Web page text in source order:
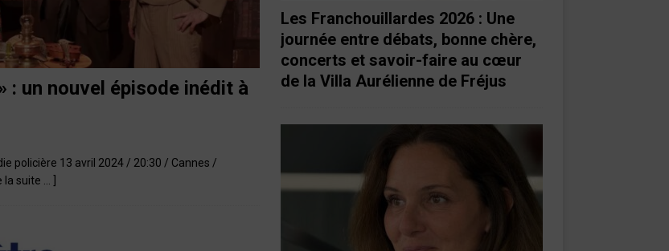
: un nouvel épisode inédit à
policière 13 avril 2024 / 20:30 / Cannes /
la suite … ]
Les Franchouillardes 2026 : Une
journée entre débats, bonne chère,
concerts et savoir-faire au cœur
de la Villa Aurélienne de Fréjus